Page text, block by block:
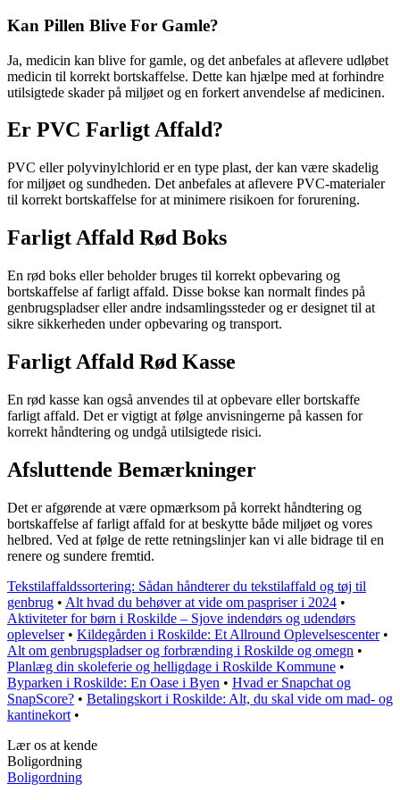
Kan Pillen Blive For Gamle?
Ja, medicin kan blive for gamle, og det anbefales at aflevere udløbet
medicin til korrekt bortskaffelse. Dette kan hjælpe med at forhindre
utilsigtede skader på miljøet og en forkert anvendelse af medicinen.
Er PVC Farligt Affald?
PVC eller polyvinylchlorid er en type plast, der kan være skadelig
for miljøet og sundheden. Det anbefales at aflevere PVC-materialer
til korrekt bortskaffelse for at minimere risikoen for forurening.
Farligt Affald Rød Boks
En rød boks eller beholder bruges til korrekt opbevaring og
bortskaffelse af farligt affald. Disse bokse kan normalt findes på
genbrugspladser eller andre indsamlingssteder og er designet til at
sikre sikkerheden under opbevaring og transport.
Farligt Affald Rød Kasse
En rød kasse kan også anvendes til at opbevare eller bortskaffe
farligt affald. Det er vigtigt at følge anvisningerne på kassen for
korrekt håndtering og undgå utilsigtede risici.
Afsluttende Bemærkninger
Det er afgørende at være opmærksom på korrekt håndtering og
bortskaffelse af farligt affald for at beskytte både miljøet og vores
helbred. Ved at følge de rette retningslinjer kan vi alle bidrage til en
renere og sundere fremtid.
Tekstilaffaldssortering: Sådan håndterer du tekstilaffald og tøj til
genbrug • Alt hvad du behøver at vide om paspriser i 2024 •
Aktiviteter for børn i Roskilde – Sjove indendørs og udendørs
oplevelser• Kildegården i Roskilde: Et Allround Oplevelsescenter•
Alt om genbrugspladser og forbrænding i Roskilde og omegn •
Planlæg din skoleferie og helligdage i Roskilde Kommune •
Byparken i Roskilde: En Oase i Byen • Hvad er Snapchat og
SnapScore? • Betalingskort i Roskilde: Alt, du skal vide om mad- og
kantinekort •
Lær os at kende
Boligordning
Boligordning